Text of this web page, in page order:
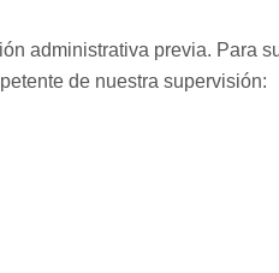
administrativa previa. Para
de nuestra supervisión: